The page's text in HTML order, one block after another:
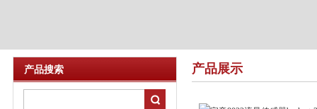
产品搜索 产品展示